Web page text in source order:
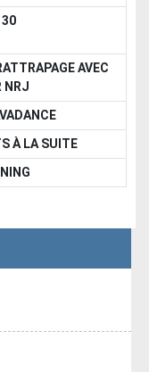
30
AVEC
NRJ
À LA SUITE